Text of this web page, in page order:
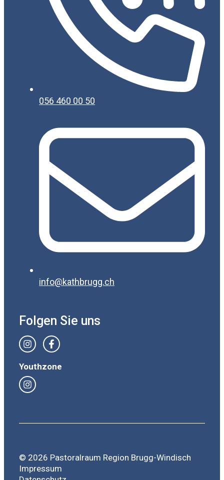
056 460 00 50
info@kathbrugg.ch
Folgen Sie uns
Youthzone
© 2026 Pastoralraum Region Brugg-Windisch
Impressum